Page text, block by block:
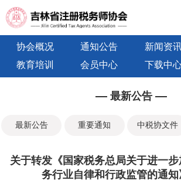
协会概况 通知公告 新闻资
教育培训
会员中心 下载中
最新公告
最新公告 重要通知 中税协文件
关于转发《国家税务总局关于进一
务行业自律和行政监管的通